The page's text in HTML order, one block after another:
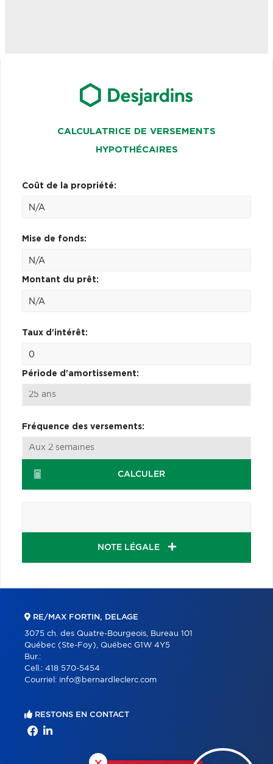
CALCULATRICE DE VERSEMENTS
HYPOTHÉCAIRES
Coût de la propriété:
Mise de fonds:
Montant du prêt:
Taux d'intérêt:
Période d'amortissement:
Fréquence des versements:
CALCULER
NOTE LÉGALE
RE/MAX FORTIN, DELAGE
3075 ch. des Quatre-Bourgeois, Bureau 101
Québec (Ste-Foy), Québec G1W 4Y5
Bur.:
Cell.: 418 570-5454
Courriel: info@bernardleclerc.com
RESTONS EN CONTACT